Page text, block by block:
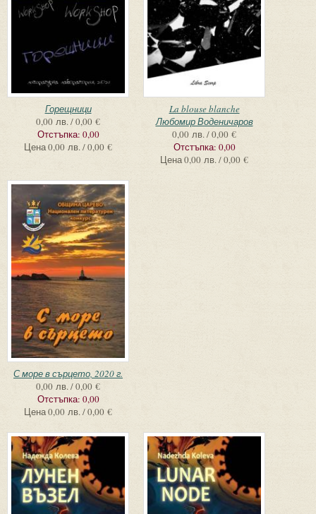
Горещници
0,00 лв. / 0,00 €
Отстъпка: 0,00
Цена0,00 лв. / 0,00 €
La blouse blanche
Любомир Воденичаров
0,00 лв. / 0,00 €
Отстъпка: 0,00
Цена0,00 лв. / 0,00 €
С море в сърцето, 2020 г.
0,00 лв. / 0,00 €
Отстъпка: 0,00
Цена0,00 лв. / 0,00 €